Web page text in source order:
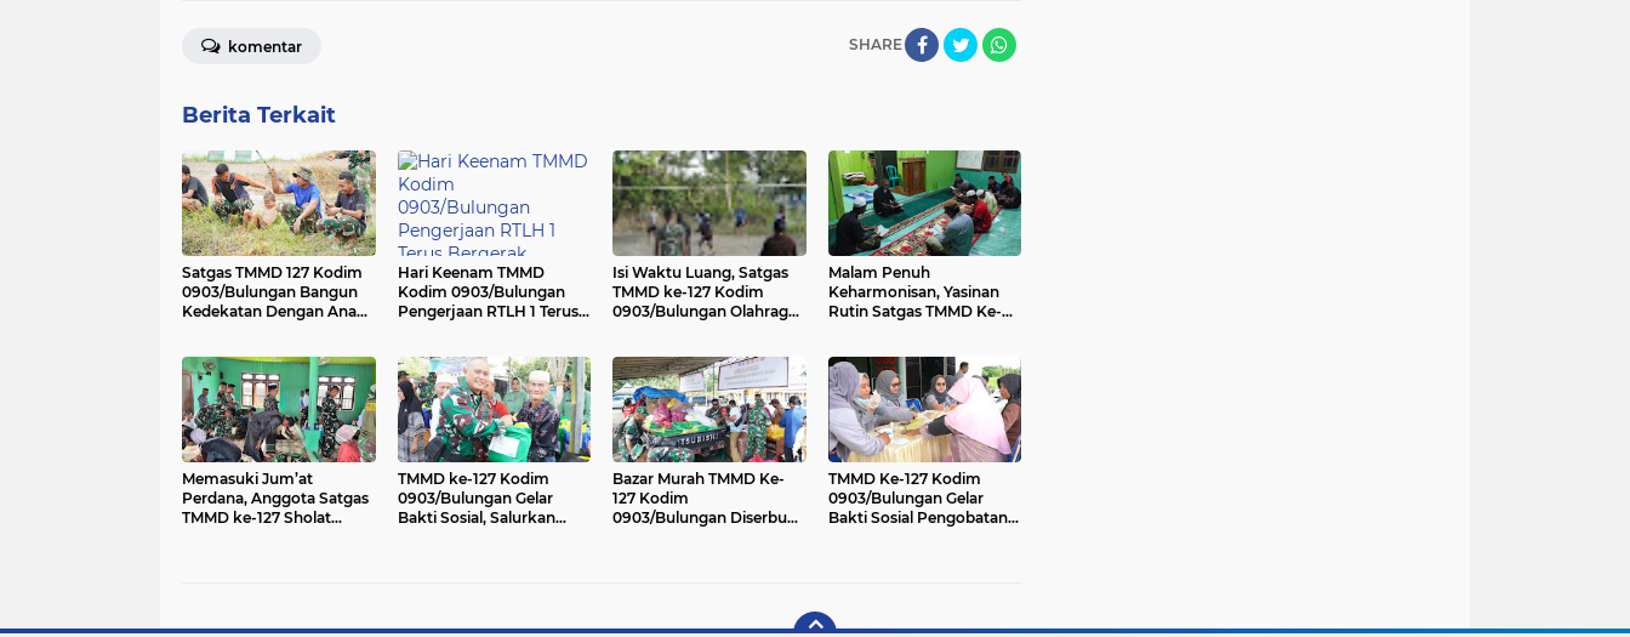
SHARE
komentar
Berita Terkait
Satgas TMMD 127 Kodim
0903/Bulungan Bangun
Kedekatan Dengan Anak-
Hari Keenam TMMD
Kodim 0903/Bulungan
Pengerjaan RTLH 1 Terus
Isi Waktu Luang, Satgas
TMMD ke-127 Kodim
0903/Bulungan Olahraga
Malam Penuh
Keharmonisan, Yasinan
Rutin Satgas TMMD Ke-
Memasuki Jum’at
Perdana, Anggota Satgas
TMMD ke-127 Sholat
TMMD ke-127 Kodim
0903/Bulungan Gelar
Bakti Sosial, Salurkan
Bazar Murah TMMD Ke-
127 Kodim
0903/Bulungan Diserbu
TMMD Ke-127 Kodim
0903/Bulungan Gelar
Bakti Sosial Pengobatan